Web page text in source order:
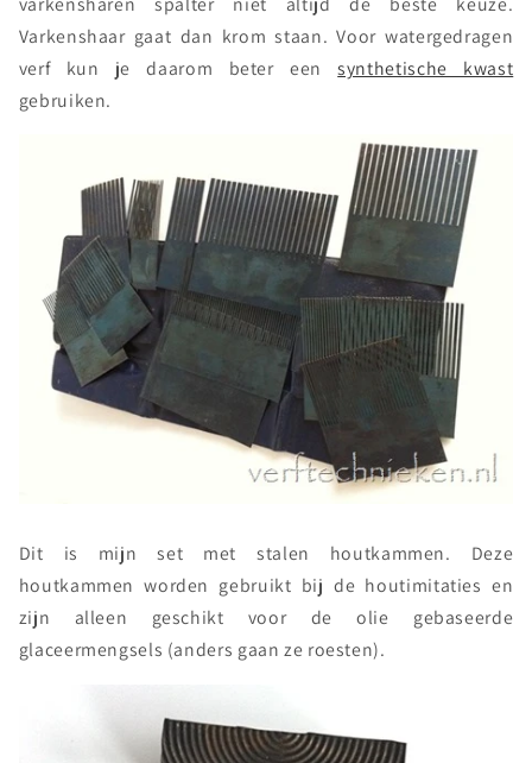
Varkenshaar gaat dan krom staan. Voor watergedragen
verf kun je daarom beter eensynthetische kwast
gebruiken.
Dit is mijn set met stalen houtkammen. Deze
houtkammen worden gebruikt bij de houtimitaties en
zijn alleen geschikt voor de olie gebaseerde
glaceermengsels (anders gaan ze roesten).